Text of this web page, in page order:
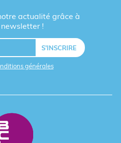
actualité grâce à
!
générales